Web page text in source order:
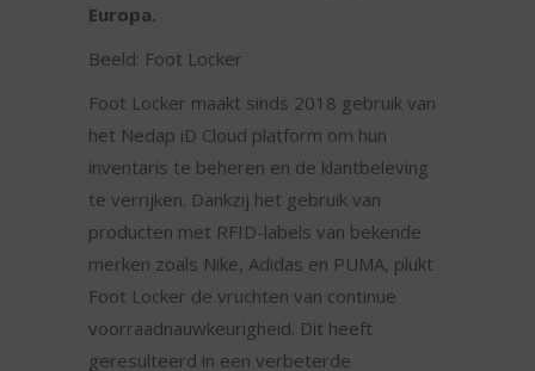
Europa.
Beeld: Foot Locker
Foot Locker maakt sinds 2018 gebruik van
het Nedap iD Cloud platform om hun
inventaris te beheren en de klantbeleving
te verrijken. Dankzij het gebruik van
producten met RFID-labels van bekende
merken zoals Nike, Adidas en PUMA, plukt
Foot Locker de vruchten van continue
voorraadnauwkeurigheid. Dit heeft
geresulteerd in een verbeterde